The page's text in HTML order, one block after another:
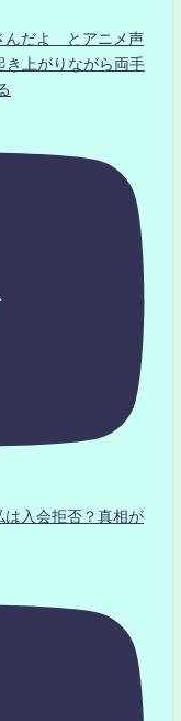
だよ とアニメ声
上がりながら両手
入会拒否？真相が